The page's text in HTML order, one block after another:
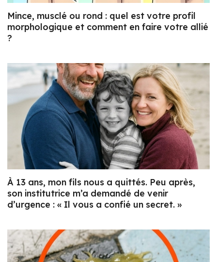
Mince, musclé ou rond : quel est votre profil
morphologique et comment en faire votre allié
?
À 13 ans, mon fils nous a quittés. Peu après,
son institutrice m’a demandé de venir
d’urgence : « Il vous a confié un secret. »